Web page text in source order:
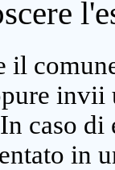
il
invii
caso
in